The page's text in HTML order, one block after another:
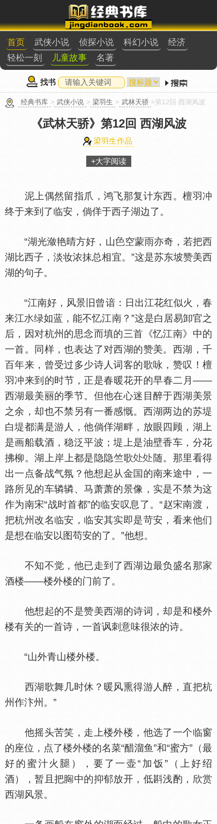
首页 武侠小说 侦探小说 科幻小说
经济
轻松一刻
儿童故事 名著
找书
经典书库 > 武侠小说 > 梁羽生 > 武林天骄 >第12回 西湖风波
《武林天骄》 第12回 西湖风波
梁羽生作品
+大字阅读
泥上偶然留指爪，鸿飞那复计东西。檀羽冲
终于来到了临安，倘佯于西子湖边了。
“湖光潋艳晴方好，山
空蒙雨亦奇，若把西
湖比西子，淡妆浓抹总相宜。”这是苏东坡赞美西
湖的句子。
“江南好，风景旧曾谙：日出江花红似火，春
来江
绿如蓝，能不忆江南？”这是白居易卸官之
后，因对杭州的思念而填的三首《忆江南》中的
一首。同样，也表达了对西湖的赞美。西湖，千
百年来，曾受过多少诗人词客的歌咏，赞叹！檀
羽冲来到的时节，正是春暖花开的早春二月——
西湖最美丽的季节。但他在心迷目醉于西湖美景
之余，却也不禁另有一番感慨。西湖两边的苏堤
白堤都满是游人，他倘佯湖畔，放眼四顾，湖上
是画船载酒，稳泛平波；堤上是油壁香车，分花
拂柳。湖上岸上都是隐隐竺歌
随。那里看得
出一点备战气氛？他想起从金
的南来途中，一
路所见的车辚辚、马萧萧的景像，实是不禁为这
作为南宋“战时首都”的临安叹息了。“赵宋南渡，
把杭州改名临安，临安其实即是苛安，看来他们
是想在临安以图苟安的了。”他想。
不知不觉，他已走到了西湖边最负盛名那家
酒楼——楼外楼的门前了。
他想起的不是赞美西湖的诗词，却是和楼外
楼有关的一首诗，一首讽刺意味很浓的诗。
“山外青山楼外楼。
西湖歌舞几时休？暖风熏得游人醉，直把杭
州作汴州。”
他摇头苦笑，走上楼外楼，他选了一个临窗
的座位，点了楼外楼的名菜“醋溜鱼”和“蜜方”（最
好的蜜汁火
），要了一壶“加饭”（上好绍
酒），暂且把
中的抑郁放开，低斟浅酌，欣赏
西湖风景。